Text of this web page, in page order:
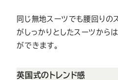
同じ無地スーツでも腰回りの
がしっかりとしたスーツから
ができます。
英国式のトレンド感